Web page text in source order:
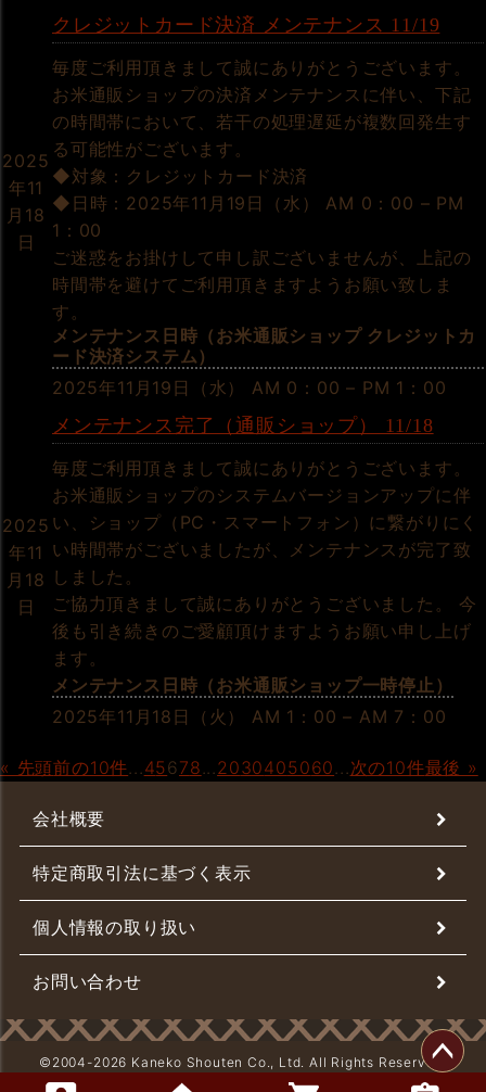
2025
年11
月18
日
クレジットカード決済 メンテナンス 11/19
毎度ご利用頂きまして誠にありがとうございます。
お米通販ショップの決済メンテナンスに伴い、下記
の時間帯において、若干の処理遅延が複数回発生す
る可能性がございます。
◆対象：クレジットカード決済
◆日時：2025年11月19日（水） AM 0：00 – PM
1：00
ご迷惑をお掛けして申し訳ございませんが、上記の
時間帯を避けてご利用頂きますようお願い致しま
す。
メンテナンス日時（お米通販ショップ クレジットカ
ード決済システム）
2025年11月19日（水） AM 0：00 – PM 1：00
2025
年11
月18
日
メンテナンス完了（通販ショップ） 11/18
毎度ご利用頂きまして誠にありがとうございます。
お米通販ショップのシステムバージョンアップに伴
い、ショップ（PC・スマートフォン）に繋がりにく
い時間帯がございましたが、メンテナンスが完了致
しました。
ご協力頂きまして誠にありがとうございました。 今
後も引き続きのご愛顧頂けますようお願い申し上げ
ます。
メンテナンス日時（お米通販ショップ一時停止）
2025年11月18日（火） AM 1：00 – AM 7：00
« 先頭前の10件...45678...2030405060...次の10件最後 »
ペー
会社概要
特定商取引法に基づく表示
個人情報の取り扱い
お問い合わせ
©2004-2026 Kaneko Shouten Co., Ltd. All Rights Reserved.